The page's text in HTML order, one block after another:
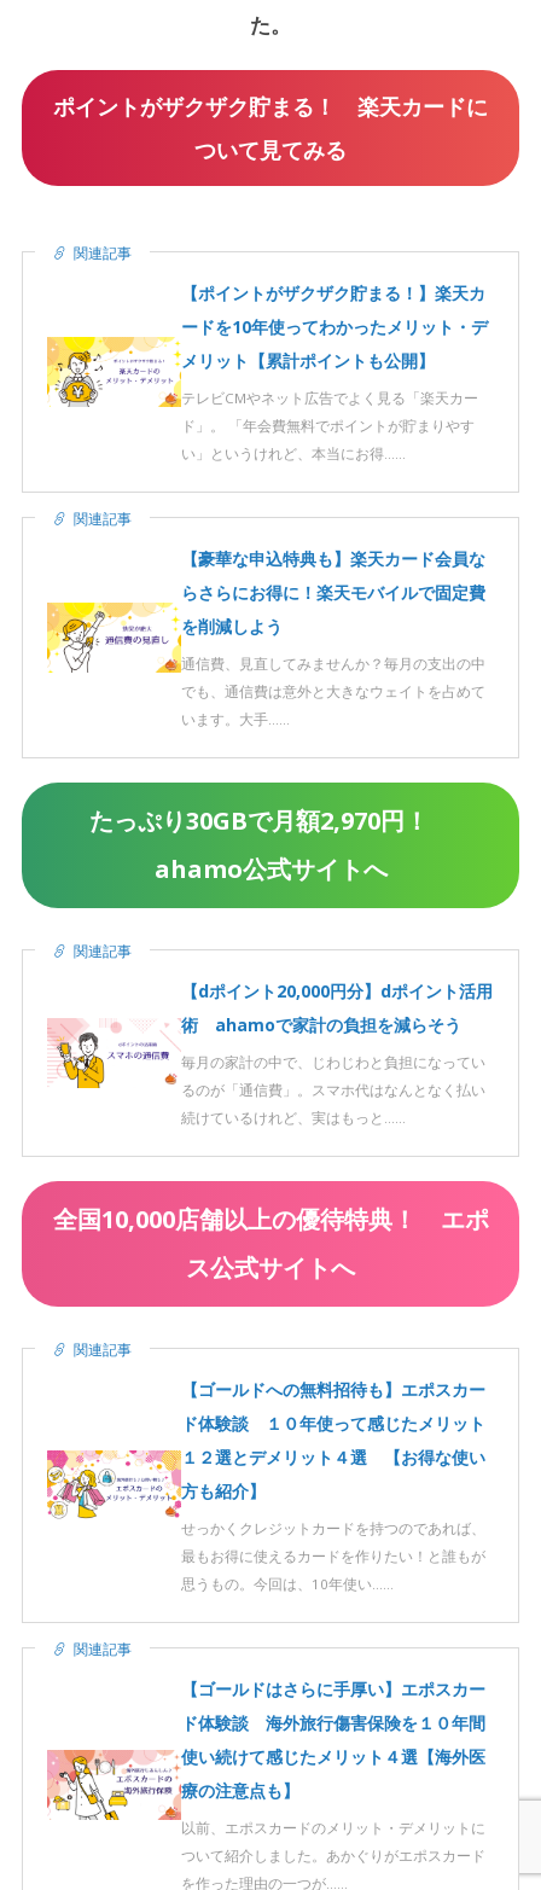
た。
ポイントがザクザク貯まる！ 楽天カードに
ついて見てみる
関連記事
【ポイントがザクザク貯まる！】楽天カ
ードを10年使ってわかったメリット・デ
メリット【累計ポイントも公開】
テレビCMやネット広告でよく見る「楽天カー
ド」。 「年会費無料でポイントが貯まりやす
い」というけれど、本当にお得……
関連記事
【豪華な申込特典も】楽天カード会員な
らさらにお得に！楽天モバイルで固定費
を削減しよう
通信費、見直してみませんか？毎月の支出の中
でも、通信費は意外と大きなウェイトを占めて
います。大手……
たっぷり30GBで月額2,970円！
ahamo公式サイトへ
関連記事
【dポイント20,000円分】dポイント活用
術 ahamoで家計の負担を減らそう
毎月の家計の中で、じわじわと負担になってい
るのが「通信費」。スマホ代はなんとなく払い
続けているけれど、実はもっと……
全国10,000店舗以上の優待特典！ エポ
ス公式サイトへ
関連記事
【ゴールドへの無料招待も】エポスカー
ド体験談 １０年使って感じたメリット
１２選とデメリット４選 【お得な使い
方も紹介】
せっかくクレジットカードを持つのであれば、
最もお得に使えるカードを作りたい！と誰もが
思うもの。今回は、10年使い……
関連記事
【ゴールドはさらに手厚い】エポスカー
ド体験談 海外旅行傷害保険を１０年間
使い続けて感じたメリット４選【海外医
療の注意点も】
以前、エポスカードのメリット・デメリットに
ついて紹介しました。あかぐりがエポスカード
を作った理由の一つが……